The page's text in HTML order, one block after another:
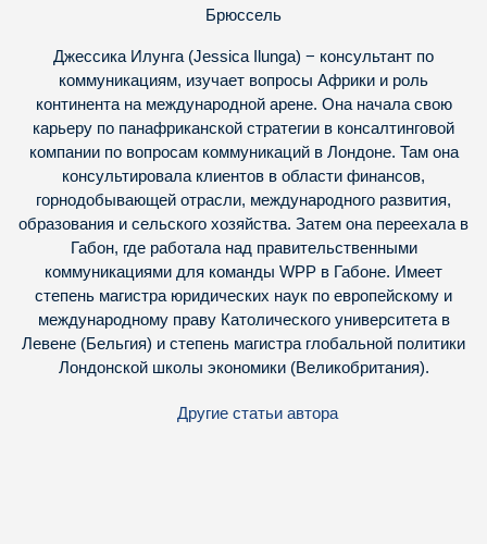
Брюссель
Джессика Илунга (Jessica Ilunga) − консультант по
коммуникациям, изучает вопросы Африки и роль
континента на международной арене. Она начала свою
карьеру по панафриканской стратегии в консалтинговой
компании по вопросам коммуникаций в Лондоне. Там она
консультировала клиентов в области финансов,
горнодобывающей отрасли, международного развития,
образования и сельского хозяйства. Затем она переехала в
Габон, где работала над правительственными
коммуникациями для команды WPP в Габоне. Имеет
степень магистра юридических наук по европейскому и
международному праву Католического университета в
Левене (Бельгия) и степень магистра глобальной политики
Лондонской школы экономики (Великобритания).
Другие статьи автора